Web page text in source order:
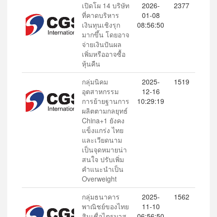
เปิดโผ 14 บริษัท
ที่คาดบริหาร
เงินทุนเชิงรุก
มากขึ้น โดยอาจ
จ่ายเงินปันผล
เพิ่มหรืออาจซื้อ
หุ้นคืน
2026-
01-08
08:56:50
2377
กลุ่มนิคม
อุตสาหกรรม
การย้ายฐานการ
ผลิตตามกลยุทธ์
China+1 ยังคง
แข็งแกร่ง ไทย
และเวียดนาม
เป็นจุดหมายน่า
สนใจ ปรับเพิ่ม
คำแนะนำเป็น
Overweight
2025-
12-16
10:29:19
1519
กลุ่มธนาคาร
พาณิชย์ของไทย
2025-
11-10
1562